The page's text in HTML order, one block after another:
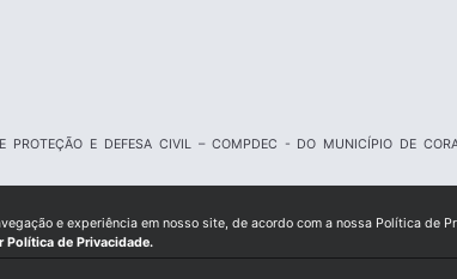
PROTEÇÃO E DEFESA CIVIL – COMPDEC - DO MUNICÍPIO DE
e experiência em nosso site, de acordo com a nossa Política de
Política de Privacidade.